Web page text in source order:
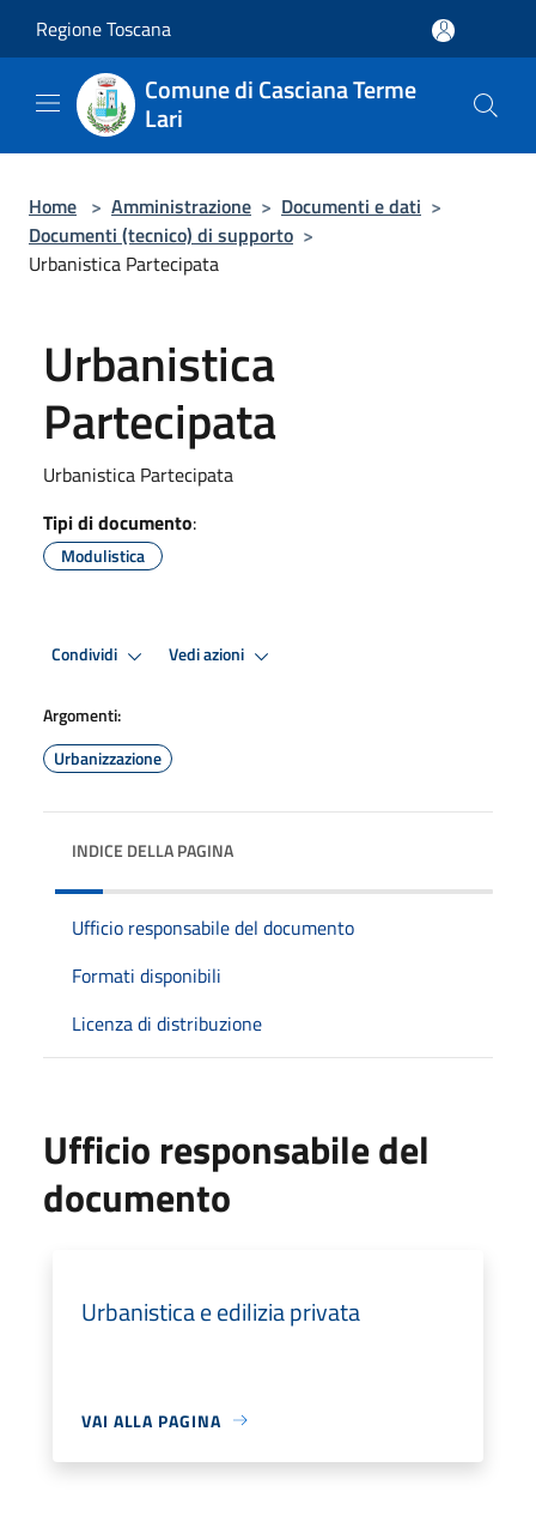
Regione Toscana
Comune di Casciana Terme
Lari
Home > Amministrazione > Documenti e dati >
Documenti (tecnico) di supporto >
Urbanistica Partecipata
Urbanistica
Partecipata
Urbanistica Partecipata
Tipi di documento:
Modulistica
Condividi Vedi azioni
Argomenti:
Urbanizzazione
INDICE DELLA PAGINA
Ufficio responsabile del documento
Formati disponibili
Licenza di distribuzione
Ufficio responsabile del
documento
Urbanistica e edilizia privata
VAI ALLA PAGINA